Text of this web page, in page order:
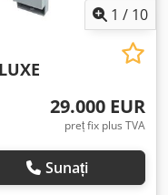
1 / 10
29.000 EUR
preț fix plus TVA
Sunați